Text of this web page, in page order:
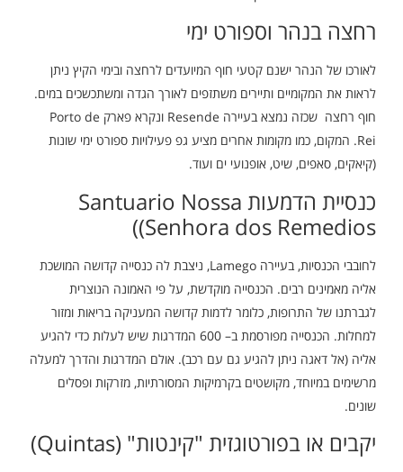
רחצה בנהר וספורט ימי
לאורכו של הנהר ישנם קטעי חוף המיועדים לרחצה ובימי הקיץ ניתן
לראות את המקומיים ותיירים משתזפים לאורך הגדה ומשתכשכים במים.
חוף רחצה שכזה נמצא בעיירה Resende ונקרא פארק Porto de
Rei. המקום, כמו מקומות אחרים מציע גפ פעילויות ספורט ימי שונות
(קיאקים, סאפים, שיט, אופנועי ים ועוד.
כנסיית הדמעות Santuario Nossa
Senhora dos Remedios))
לחובבי הכנסיות, בעיירה Lamego, ניצבת לה כנסייה קדושה המושכת
אליה מאמינים רבים. הכנסייה מוקדשת, על פי האמונה הנוצרית
לגברתנו של התרופות, כלומר לדמות קדושה המעניקה בריאות ומזור
למחלות. הכנסייה מפורסמת ב– 600 המדרגות שיש לעלות כדי להגיע
אליה (אל דאגה ניתן להגיע גם עם רכב). אולם המדרגות והדרך למעלה
מרשימים במיוחד, מקושטים בקרמיקות המסורתיות, מזרקות ופסלים
שונים.
יקבים או בפורטוגזית "קינטות" (Quintas)